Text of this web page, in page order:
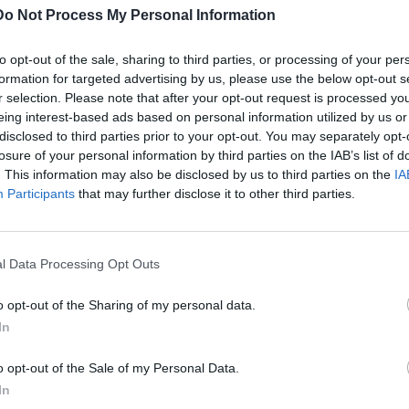
Not Process My Personal Information
opt-out of the sale, sharing to third parties, or processing of your
for targeted advertising by us, please use the below opt-out
selection. Please note that after your opt-out request is processed
interest-based ads based on personal information utilized by us
to third parties prior to your opt-out. You may separately
of your personal information by third parties on the IAB’s list of
This information may also be disclosed by us to third parties on the
Participants that may further disclose it to other third parties.
Data Processing Opt Outs
opt-out of the Sharing of my personal data.
opt-out of the Sale of my Personal Data.
του Κώδικα Οδικής Κυκλοφορίας και
(εκ των οποίων -1- για μέθη, -5- για φθαρμένα ελαστικά,
οδήγησης).
Οδικής Κυκλοφορίας που βεβαιώθηκαν αφορούσαν :
-2- σε ελαφρά προσωπικά ηλεκτρικά οχήματα
οδήγησης
Περιφέρεια της